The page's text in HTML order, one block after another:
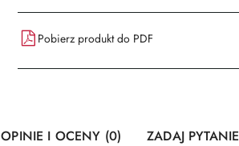
Pobierz produkt do PDF
OPINIE I OCENY (0) ZADAJ PYTANIE